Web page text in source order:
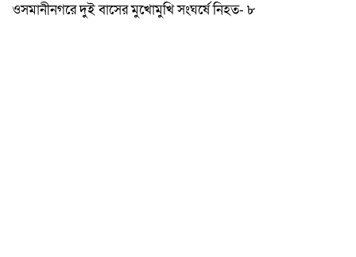
ওসমানীনগরে দুই বাসের মুখোমুখি সংঘর্ষে নিহত- ৮